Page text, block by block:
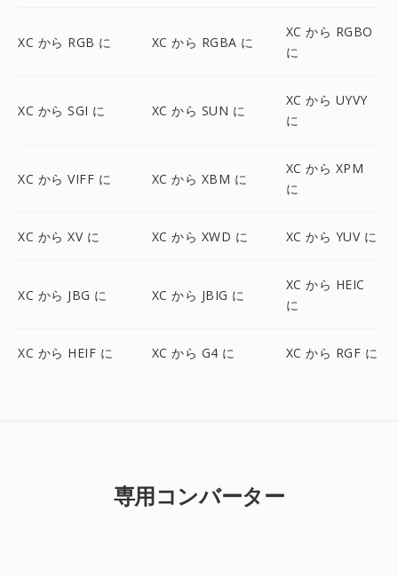
XC から RGB に XC から RGBA に
XC から RGBO
に
XC から SGI に XC から SUN に
XC から UYVY
に
XC から VIFF に XC から XBM に
XC から XPM
に
XC から XV に XC から XWD に XC から YUV に
XC から JBG に XC から JBIG に
XC から HEIC
に
XC から HEIF に XC から G4 に XC から RGF に
専用コンバーター